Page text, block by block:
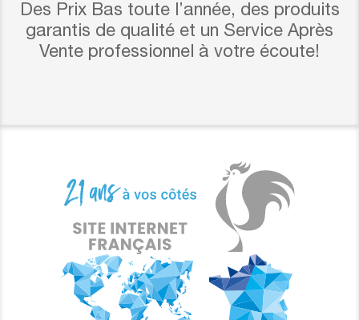
Des Prix Bas toute l’année, des produits
garantis de qualité et un Service Après
Vente professionnel à votre écoute!